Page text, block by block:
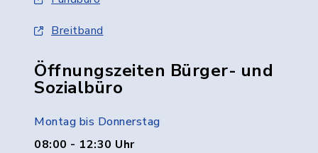
Breitband
Öffnungszeiten Bürger- und
Sozialbüro
Montag bis Donnerstag
08:00 - 12:30 Uhr